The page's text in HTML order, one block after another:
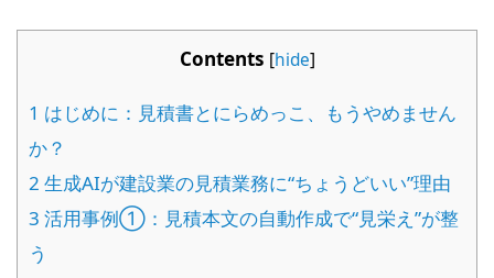
Contents [hide]
1 はじめに：見積書とにらめっこ、もうやめません
か？
2 生成AIが建設業の見積業務に“ちょうどいい”理由
3 活用事例①：見積本文の自動作成で“見栄え”が整
う